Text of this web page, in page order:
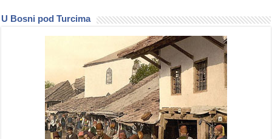
U Bosni pod Turcima